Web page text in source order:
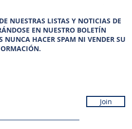
NUESTRAS LISTAS Y NOTICIAS DE
EN NUESTRO BOLETÍN
NUNCA HACER SPAM NI VENDER SU
Join